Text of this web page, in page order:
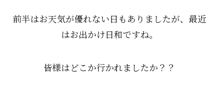
前半はお天気が優れない日もありましたが、最近
はお出かけ日和ですね。
皆様はどこか行かれましたか？？